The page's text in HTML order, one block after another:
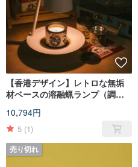
【香港デザイン】レトロな無垢
材ベースの溶融蝋ランプ（調
能）
10,794円
5 (1)
売り切れ